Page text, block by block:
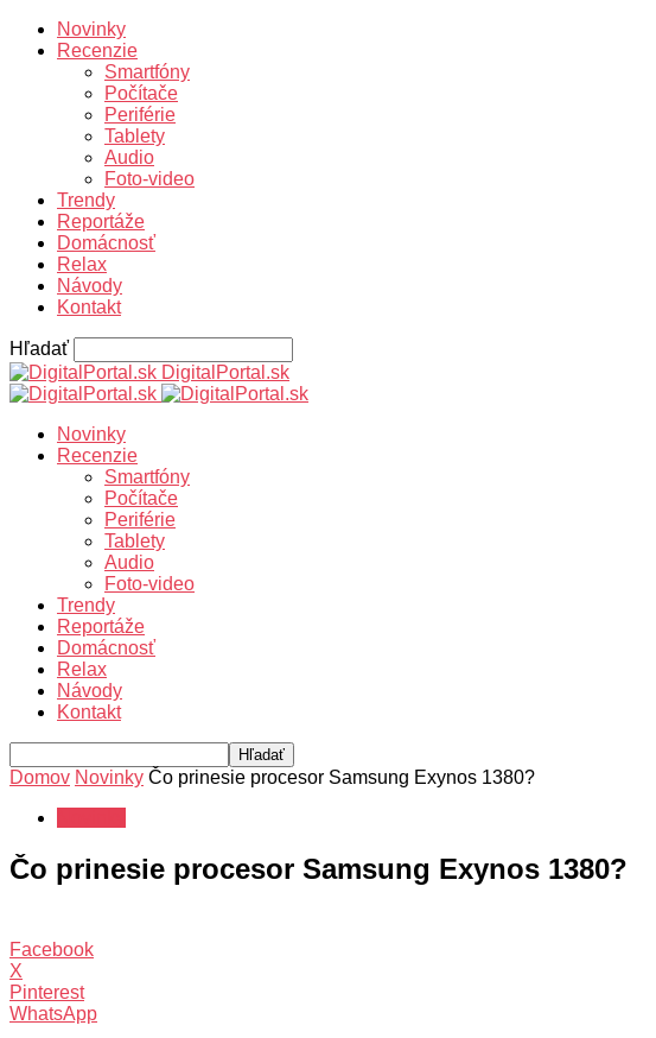
Novinky
Recenzie
Smartfóny
Počítače
Periférie
Tablety
Audio
Foto-video
Trendy
Reportáže
Domácnosť
Relax
Návody
Kontakt
Hľadať
DigitalPortal.sk
Novinky
Recenzie
Smartfóny
Počítače
Periférie
Tablety
Audio
Foto-video
Trendy
Reportáže
Domácnosť
Relax
Návody
Kontakt
Domov Novinky Čo prinesie procesor Samsung Exynos 1380?
Čo prinesie procesor Samsung Exynos 1380?
Facebook
X
Pinterest
WhatsApp